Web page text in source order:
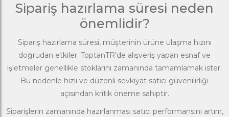
Sipariş hazırlama süresi neden
önemlidir?
Sipariş hazırlama süresi, müşterinin ürüne ulaşma hızını
doğrudan etkiler. ToptanTR’de alışveriş yapan esnaf ve
işletmeler genellikle stoklarını zamanında tamamlamak ister.
Bu nedenle hızlı ve düzenli sevkiyat satıcı güvenilirliği
açısından kritik öneme sahiptir.
Siparişlerin zamanında hazırlanması satıcı performansını artırır,